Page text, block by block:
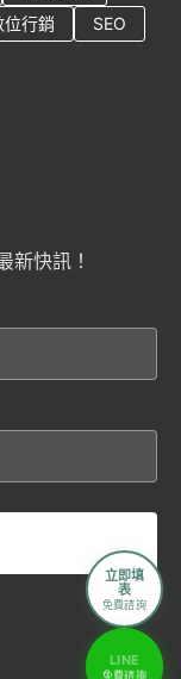
位行銷
SEO
新快訊！
立即填
表
免費諮詢
LINE
免費諮詢